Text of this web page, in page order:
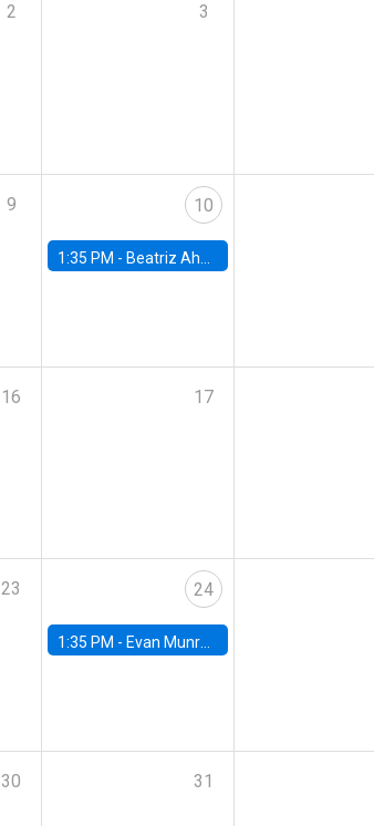
2 3
9 10
1:35 PM - Beatriz Ahumada, PhD candidate, Universidad de Pittsburgh
16 17
23 24
1:35 PM - Evan Munro, Neyman Visiting Assistant Professor in the Department of Statistics at UC Berkeley
30 31